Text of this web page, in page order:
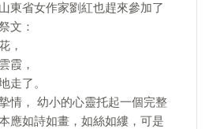
東省女作家劉紅也趕來參加了
文：
，
霞，
走了。
情， 幼小的心靈托起一個完整
應如詩如畫，如絲如縷，可是